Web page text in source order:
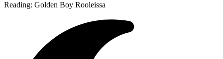
Reading: Golden Boy Rooleissa